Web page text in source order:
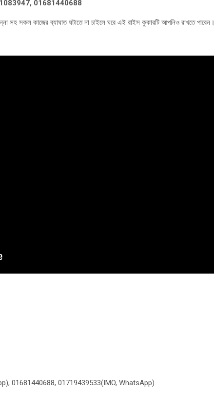
01681440688
সহ সকল কাজের ব্যাঘাত ঘটাতে না চাইলে ঘরে এই রাইস কুকারটি আপনিও রাখতে পারেন।
01681440688, 01719439533(IMO, WhatsApp).